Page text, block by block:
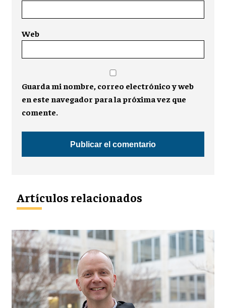
Web
Guarda mi nombre, correo electrónico y web
en este navegador para la próxima vez que
comente.
Artículos relacionados